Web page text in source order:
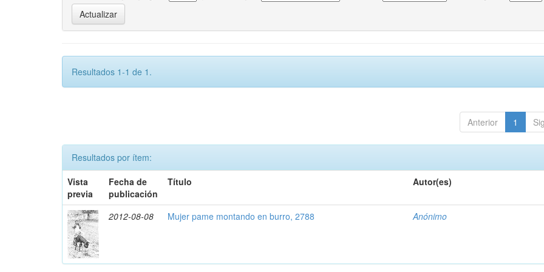
Resultados 1-1 de 1.
Anterior 1
Resultados por ítem:
Vista
previa
Fecha de
publicación
Título Autor(es)
2012-08-08 Mujer pame montando en burro, 2788 Anónimo